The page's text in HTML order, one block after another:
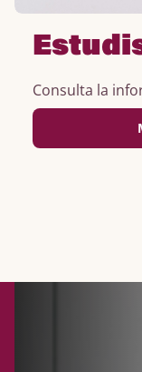
Consulta la